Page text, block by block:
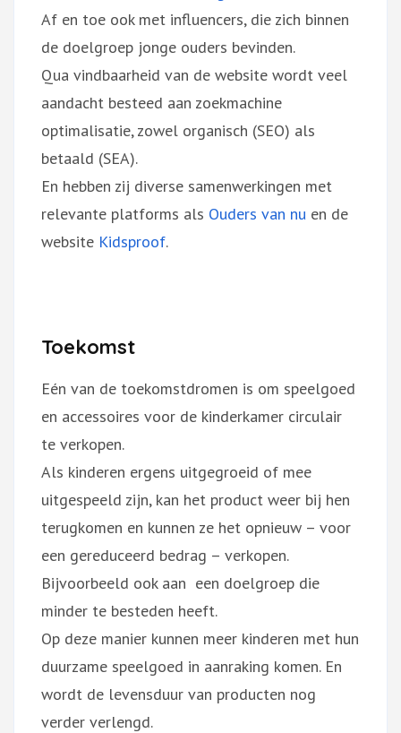
Af en toe ook met influencers, die zich binnen
de doelgroep jonge ouders bevinden.
Qua vindbaarheid van de website wordt veel
aandacht besteed aan zoekmachine
optimalisatie, zowel organisch (SEO) als
betaald (SEA).
En hebben zij diverse samenwerkingen met
relevante platforms als Ouders van nu en de
website Kidsproof.
Toekomst
Eén van de toekomstdromen is om speelgoed
en accessoires voor de kinderkamer circulair
te verkopen.
Als kinderen ergens uitgegroeid of mee
uitgespeeld zijn, kan het product weer bij hen
terugkomen en kunnen ze het opnieuw – voor
een gereduceerd bedrag – verkopen.
Bijvoorbeeld ook aan een doelgroep die
minder te besteden heeft.
Op deze manier kunnen meer kinderen met hun
duurzame speelgoed in aanraking komen. En
wordt de levensduur van producten nog
verder verlengd.